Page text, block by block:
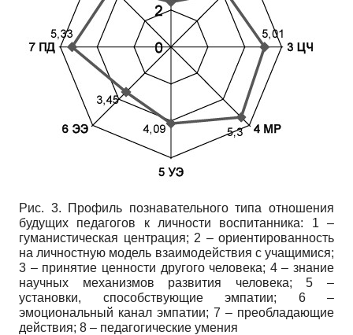
Рис. 3. Профиль познавательного типа отношения
будущих педагогов к личности воспитанника: 1 –
гуманистическая центрация; 2 – ориентированность
на личностную модель взаимодействия с учащимися;
3 – принятие ценности другого человека; 4 – знание
научных механизмов развития человека; 5 –
установки, способствующие эмпатии; 6 –
эмоциональный канал эмпатии; 7 – преобладающие
действия; 8 – педагогические умения